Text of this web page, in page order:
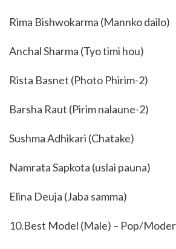
Rima Bishwokarma (Mannko dailo)
Anchal Sharma (Tyo timi hou)
Rista Basnet (Photo Phirim-2)
Barsha Raut (Pirim nalaune-2)
Sushma Adhikari (Chatake)
Namrata Sapkota (uslai pauna)
Elina Deuja (Jaba samma)
10.Best Model (Male) – Pop/